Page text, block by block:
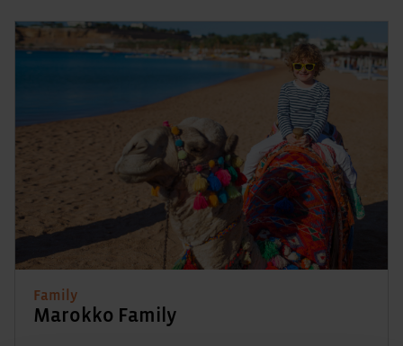
Family
Marokko Family